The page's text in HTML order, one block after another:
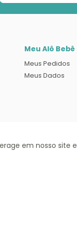
em nosso site
Meu Alô Bebê
Meus Pedidos
Meus Dados